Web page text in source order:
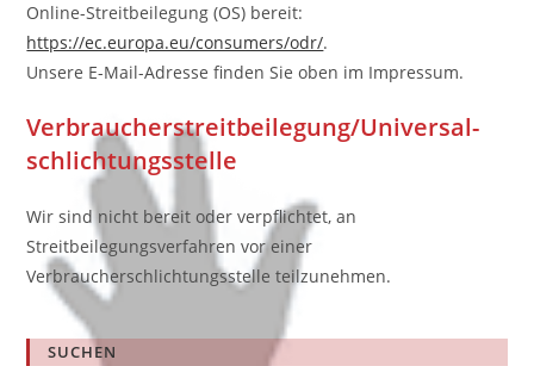
Online-Streitbeilegung (OS) bereit:
https://ec.europa.eu/consumers/odr/.
Unsere E-Mail-Adresse finden Sie oben im Impressum.
Verbraucher­streit­beilegung/Universal­
schlichtungs­stelle
Wir sind nicht bereit oder verpflichtet, an
Streitbeilegungsverfahren vor einer
Verbraucherschlichtungsstelle teilzunehmen.
SUCHEN